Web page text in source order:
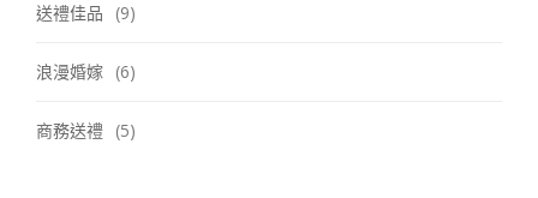
送禮佳品 (9)
浪漫婚嫁 (6)
商務送禮 (5)